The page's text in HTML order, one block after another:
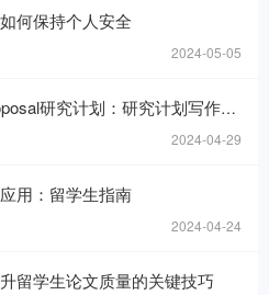
何保持个人安全
2024-05-05
究计划：研究计划写作的七个要素
2024-04-29
用：留学生指南
2024-04-24
留学生论文质量的关键技巧